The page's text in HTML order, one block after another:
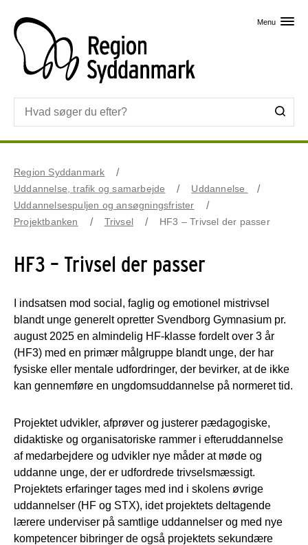
Menu
Region Syddanmark
Uddannelse, trafik og samarbejde
Uddannelse
Uddannelsespuljen og ansøgningsfrister
Projektbanken
Trivsel HF3 – Trivsel der passer
HF3 – Trivsel der passer
I indsatsen mod social, faglig og emotionel mistrivsel
blandt unge generelt opretter Svendborg Gymnasium pr.
august 2025 en almindelig HF-klasse fordelt over 3 år
(HF3) med en primær målgruppe blandt unge, der har
fysiske eller mentale udfordringer, der bevirker, at de ikke
kan gennemføre en ungdomsuddannelse på normeret tid.
Projektet udvikler, afprøver og justerer pædagogiske,
didaktiske og organisatoriske rammer i efteruddannelse
af medarbejdere og udvikler nye måder at møde og
uddanne unge, der er udfordrede trivselsmæssigt.
Projektets erfaringer tages med ind i skolens øvrige
uddannelser (HF og STX), idet projektets deltagende
lærere underviser på samtlige uddannelser og med nye
kompetencer bibringer de også projektets sekundære